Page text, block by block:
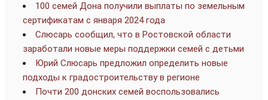
100 семей Дона получили выплаты по земельным
сертификатам с января 2024 года
Слюсарь сообщил, что в Ростовской области
заработали новые меры поддержки семей с детьми
Юрий Слюсарь предложил определить новые
подходы к градостроительству в регионе
Почти 200 донских семей воспользовались